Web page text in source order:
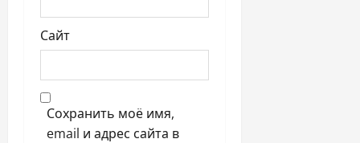
Сайт
Сохранить моё имя,
email и адрес сайта в